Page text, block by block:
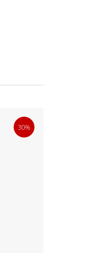
30%